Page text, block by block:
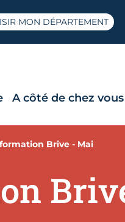
MON DÉPARTEMENT
A côté de chez vous
Brive - Mai